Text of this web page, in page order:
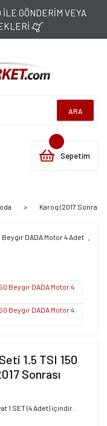
GÖNDERİM VEYA
ARA
Sepetim
Karoq (2017 Sonrası)
1.5 TSI 150
Sonrası
1 SET (4 Adet) içindir.